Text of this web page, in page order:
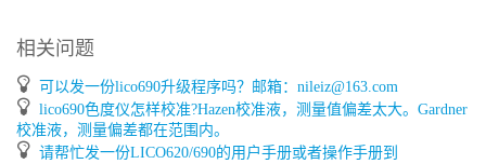
相关问题
可以发一份lico690升级程序吗？邮箱：nileiz@163.com
lico690色度仪怎样校准?Hazen校准液，测量值偏差太大。Gardner
校准液，测量偏差都在范围内。
请帮忙发一份LICO620/690的用户手册或者操作手册到